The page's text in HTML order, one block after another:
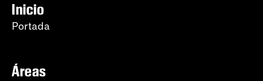
Inicio
Portada
Áreas